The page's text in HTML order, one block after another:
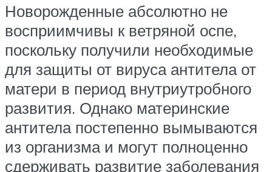
Новорожденные абсолютно не
восприимчивы к ветряной оспе,
поскольку получили необходимые
для защиты от вируса антитела от
матери в период внутриутробного
развития. Однако материнские
антитела постепенно вымываются
из организма и могут полноценно
сдерживать развитие заболевания